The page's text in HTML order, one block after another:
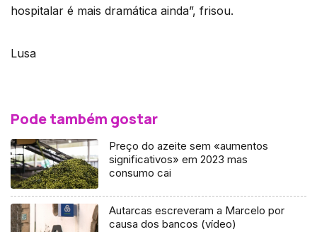
hospitalar é mais dramática ainda”, frisou.
Lusa
Pode também gostar
Preço do azeite sem «aumentos
significativos» em 2023 mas
consumo cai
Autarcas escreveram a Marcelo por
causa dos bancos (vídeo)